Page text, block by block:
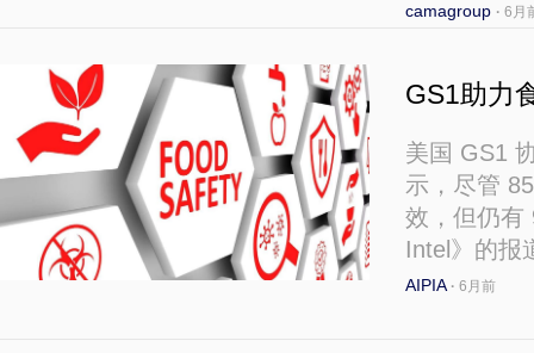
camagroup · 6月
GS1助力
美国 GS1
示，尽管
效，但仍有
Intel》的报
AIPIA · 6月前